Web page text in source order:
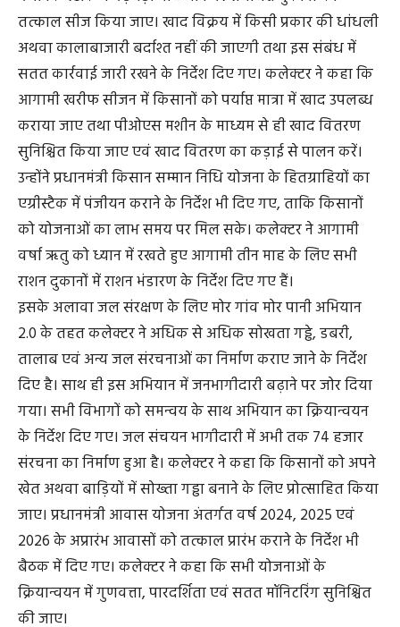
तत्काल सीज किया जाए। खाद विक्रय में किसी प्रकार की धांधली
अथवा कालाबाजारी बर्दाश्त नहीं की जाएगी तथा इस संबंध में
सतत कार्रवाई जारी रखने के निर्देश दिए गए। कलेक्टर ने कहा कि
आगामी खरीफ सीजन में किसानों को पर्याप्त मात्रा में खाद उपलब्ध
कराया जाए तथा पीओएस मशीन के माध्यम से ही खाद वितरण
सुनिश्चित किया जाए एवं खाद वितरण का कड़ाई से पालन करें।
उन्होंने प्रधानमंत्री किसान सम्मान निधि योजना के हितग्राहियों का
एग्रीस्टैक में पंजीयन कराने के निर्देश भी दिए गए, ताकि किसानों
को योजनाओं का लाभ समय पर मिल सके। कलेक्टर ने आगामी
वर्षा ऋतु को ध्यान में रखते हुए आगामी तीन माह के लिए सभी
राशन दुकानों में राशन भंडारण के निर्देश दिए गए हैं।
इसके अलावा जल संरक्षण के लिए मोर गांव मोर पानी अभियान
2.0 के तहत कलेक्टर ने अधिक से अधिक सोखता गड्ढे, डबरी,
तालाब एवं अन्य जल संरचनाओं का निर्माण कराए जाने के निर्देश
दिए है। साथ ही इस अभियान में जनभागीदारी बढ़ाने पर जोर दिया
गया। सभी विभागों को समन्वय के साथ अभियान का क्रियान्वयन
के निर्देश दिए गए। जल संचयन भागीदारी में अभी तक 74 हजार
संरचना का निर्माण हुआ है। कलेक्टर ने कहा कि किसानों को अपने
खेत अथवा बाड़ियों में सोख्ता गड्ढा बनाने के लिए प्रोत्साहित किया
जाए। प्रधानमंत्री आवास योजना अंतर्गत वर्ष 2024, 2025 एवं
2026 के अप्रारंभ आवासों को तत्काल प्रारंभ कराने के निर्देश भी
बैठक में दिए गए। कलेक्टर ने कहा कि सभी योजनाओं के
क्रियान्वयन में गुणवत्ता, पारदर्शिता एवं सतत मॉनिटरिंग सुनिश्चित
की जाए।